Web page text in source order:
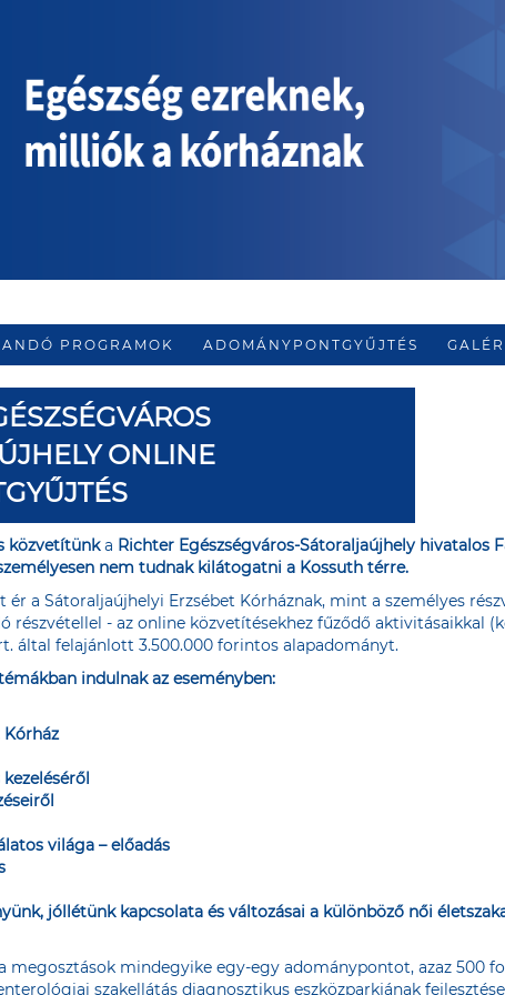
PROGRAMOK ADOMÁNYPONTGYŰJTÉS
ONLINE
közvetítünka Richter Egészségváros-Sátoraljaújhely hivatalos
nem tudnak kilátogatni a Kossuth térre.
a Sátoraljaújhelyi Erzsébet Kórháznak, mint a személyes
részvétellel - az online közvetítésekhez fűződő aktivitásaikkal
által felajánlott 3.500.000 forintos alapadományt.
indulnak az eseményben:
világa – előadás
jóllétünk kapcsolata és változásai a különböző női
megosztások mindegyike egy-egy adománypontot, azaz 500
szakellátás diagnosztikus eszközparkjának